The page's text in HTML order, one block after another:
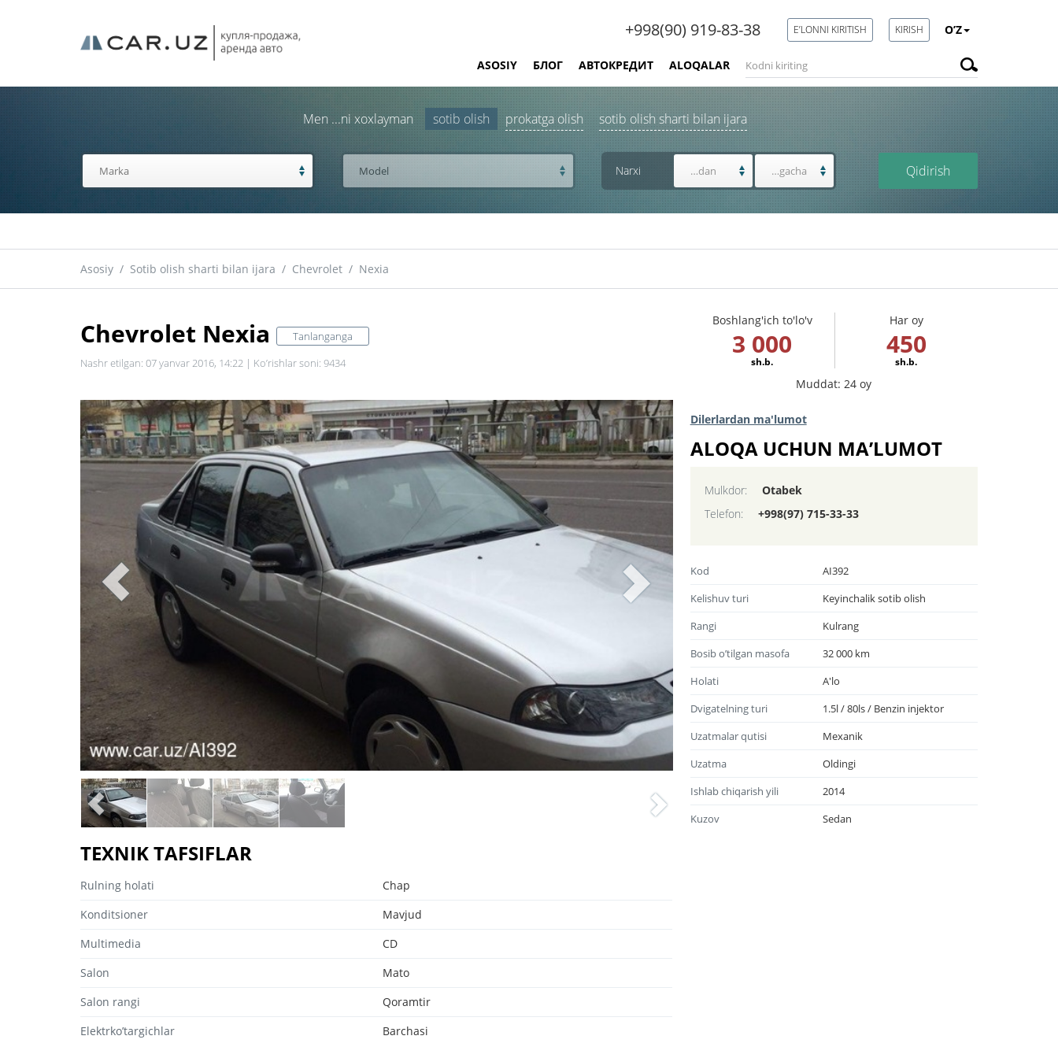
+998(90) 919-83-38 E’LONNI KIRITISH KIRISH O’Z
ASOSIY БЛОГ АВТОКРЕДИТ ALOQALAR
Men ...ni xoxlayman sotib olish prokatga olish sotib olish sharti bilan ijara
Model Narxi Qidirish
Asosiy / Sotib olish sharti bilan ijara / Chevrolet / Nexia
Chevrolet Nexia
Tanlanganga
Nashr etilgan: 07 yanvar 2016, 14:22 | Ko’rishlar soni: 9434
Boshlang'ich to'lo'v
3 000
sh.b.
Har oy
450
sh.b.
Muddat: 24 oy
TEXNIK TAFSIFLAR
Rulning holati
Chap
Konditsioner
Mavjud
Multimedia
CD
Salon
Mato
Salon rangi
Qoramtir
Elektrko’targichlar
Barchasi
Dilerlardan ma'lumot
ALOQA UCHUN MA’LUMOT
Mulkdor:
Otabek
Telefon:
+998(97) 715-33-33
Kod
AI392
Kelishuv turi
Keyinchalik sotib olish
Rangi
Kulrang
Bosib o’tilgan masofa
32 000 km
Holati
A'lo
Dvigatelning turi
1.5l / 80ls / Benzin injektor
Uzatmalar qutisi
Mexanik
Uzatma
Oldingi
Ishlab chiqarish yili
2014
Kuzov
Sedan